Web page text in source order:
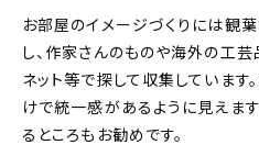
お部屋のイメージづくりには観
し、作家さんのものや海外の工
ネット等で探して収集していま
けで統一感があるように見えま
るところもお勧めです。